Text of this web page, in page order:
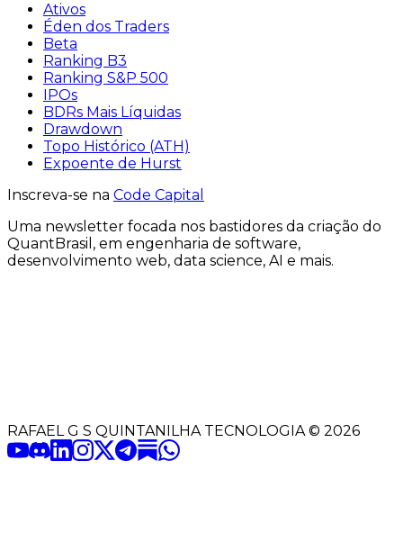
Ativos
Éden dos Traders
Beta
Ranking B3
Ranking S&P 500
IPOs
BDRs Mais Líquidas
Drawdown
Topo Histórico (ATH)
Expoente de Hurst
Inscreva-se na Code Capital
Uma newsletter focada nos bastidores da criação do
QuantBrasil , em engenharia de software,
desenvolvimento web, data science, AI e mais.
RAFAEL G S QUINTANILHA TECNOLOGIA© 2026